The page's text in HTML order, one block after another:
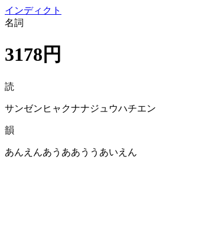
インディクト
名詞
3178円
読
サンゼンヒャクナナジュウハチエン
韻
あんえんあうああううあいえん